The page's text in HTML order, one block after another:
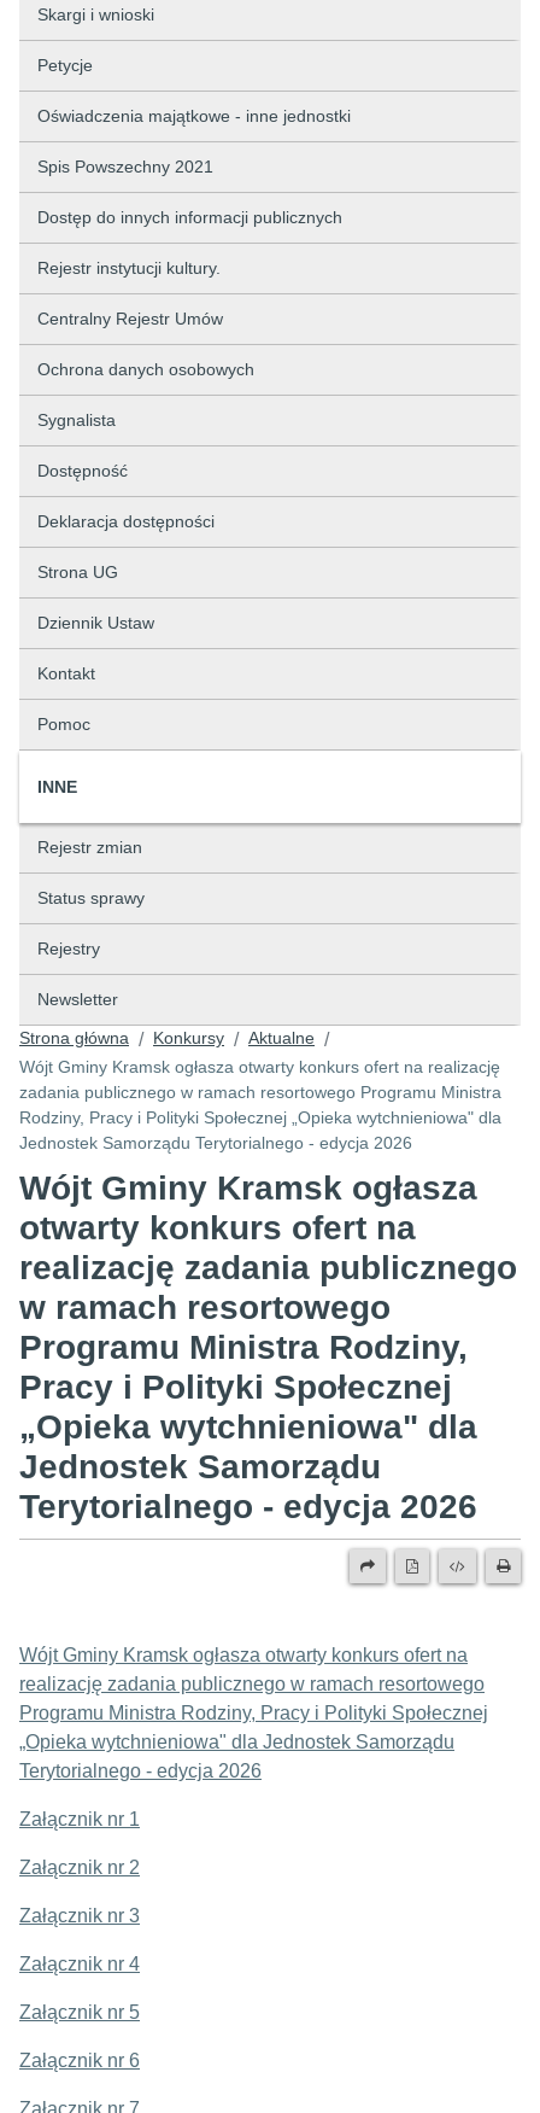
Skargi i wnioski
Petycje
Oświadczenia majątkowe - inne jednostki
Spis Powszechny 2021
Dostęp do innych informacji publicznych
Rejestr instytucji kultury.
Centralny Rejestr Umów
Ochrona danych osobowych
Sygnalista
Dostępność
Deklaracja dostępności
Strona UG
Dziennik Ustaw
Kontakt
Pomoc
INNE
Rejestr zmian
Status sprawy
Rejestry
Newsletter
Strona główna / Konkursy / Aktualne /
Wójt Gminy Kramsk ogłasza otwarty konkurs ofert na realizację
zadania publicznego w ramach resortowego Programu Ministra
Rodziny, Pracy i Polityki Społecznej „Opieka wytchnieniowa" dla
Jednostek Samorządu Terytorialnego - edycja 2026
Wójt Gminy Kramsk ogłasza
otwarty konkurs ofert na
realizację zadania publicznego
w ramach resortowego
Programu Ministra Rodziny,
Pracy i Polityki Społecznej
„Opieka wytchnieniowa" dla
Jednostek Samorządu
Terytorialnego - edycja 2026
Wójt Gminy Kramsk ogłasza otwarty konkurs ofert na
realizację zadania publicznego w ramach resortowego
Programu Ministra Rodziny, Pracy i Polityki Społecznej
„Opieka wytchnieniowa" dla Jednostek Samorządu
Terytorialnego - edycja 2026
Załącznik nr 1
Załącznik nr 2
Załącznik nr 3
Załącznik nr 4
Załącznik nr 5
Załącznik nr 6
Załącznik nr 7